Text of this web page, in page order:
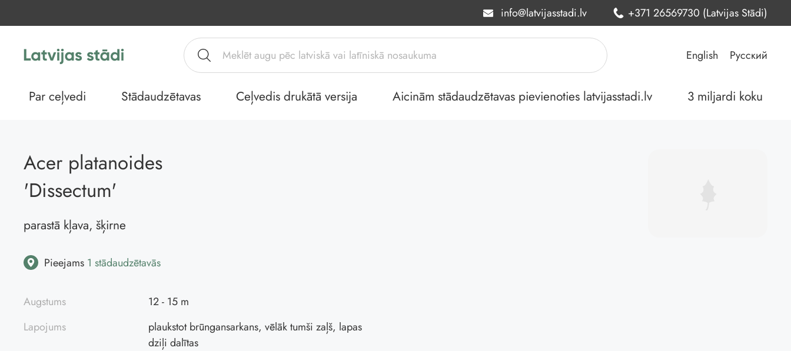
info@latvijasstadi.lv +371 26569730 (Latvijas Stādi)
English Русский
Par ceļvedi Stādaudzētavas Ceļvedis drukātā versija Aicinām stādaudzētavas pievienoties latvijasstadi.lv 3 miljardi koku
Acer platanoides
'Dissectum'
parastā kļava, šķirne
Pieejams 1 stādaudzētavās
Augstums
12 - 15 m
Lapojums
plaukstot brūngansarkans, vēlāk tumši zaļš, lapas
dziļi dalītas